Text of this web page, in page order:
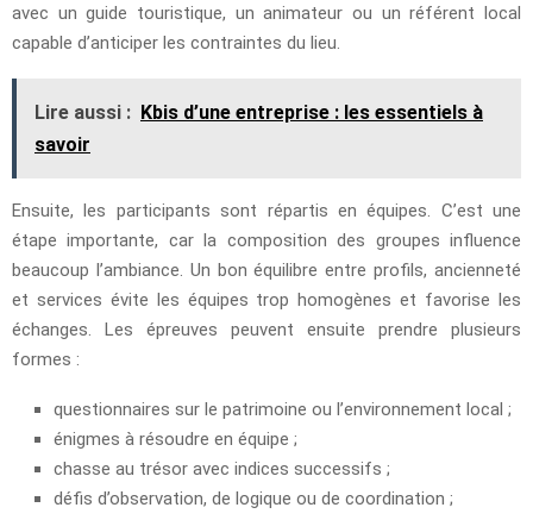
avec un guide touristique, un animateur ou un référent local
capable d’anticiper les contraintes du lieu.
Lire aussi : Kbis d’une entreprise : les essentiels à
savoir
Ensuite, les participants sont répartis en équipes. C’est une
étape importante, car la composition des groupes influence
beaucoup l’ambiance. Un bon équilibre entre profils, ancienneté
et services évite les équipes trop homogènes et favorise les
échanges. Les épreuves peuvent ensuite prendre plusieurs
formes :
questionnaires sur le patrimoine ou l’environnement local ;
énigmes à résoudre en équipe ;
chasse au trésor avec indices successifs ;
défis d’observation, de logique ou de coordination ;